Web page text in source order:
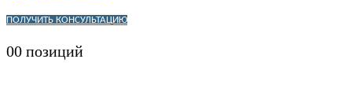
ПОЛУЧИТЬ КОНСУЛЬТАЦИЮ
00 позиций